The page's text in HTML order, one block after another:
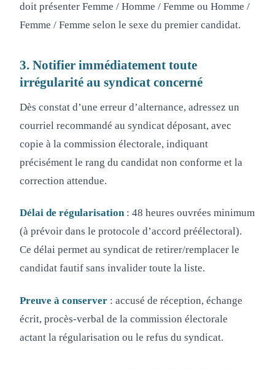
doit présenter Femme / Homme / Femme ou Homme /
Femme / Femme selon le sexe du premier candidat.
3. Notifier immédiatement toute
irrégularité au syndicat concerné
Dès constat d’une erreur d’alternance, adressez un
courriel recommandé au syndicat déposant, avec
copie à la commission électorale, indiquant
précisément le rang du candidat non conforme et la
correction attendue.
Délai de régularisation: 48 heures ouvrées minimum
(à prévoir dans le protocole d’accord préélectoral).
Ce délai permet au syndicat de retirer/remplacer le
candidat fautif sans invalider toute la liste.
Preuve à conserver : accusé de réception, échange
écrit, procès-verbal de la commission électorale
actant la régularisation ou le refus du syndicat.